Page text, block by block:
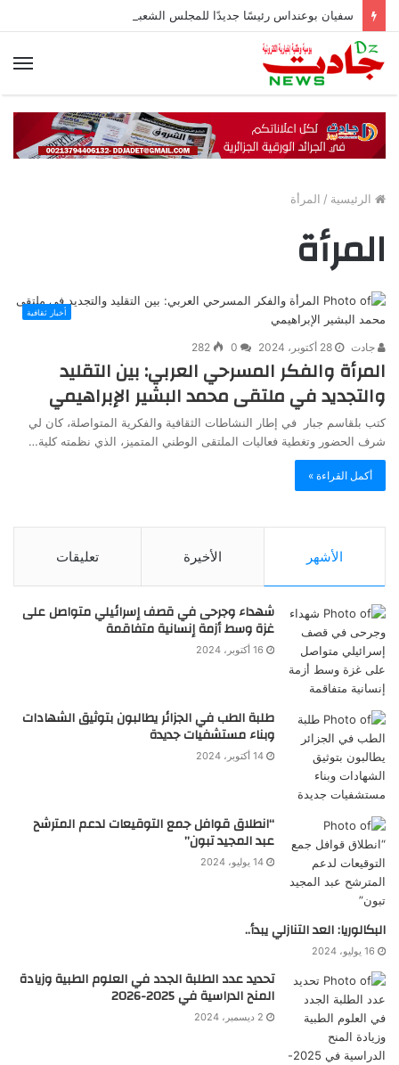
الرئيسية / المرأة
المرأة
أخبار ثقافية
جادت 28 أكتوبر، 2024 0
282
المرأة والفكر المسرحي العربي: بين التقليد
والتجديد في ملتقى محمد البشير الإبراهيمي
كتب بلقاسم جبار في إطار النشاطات الثقافية والفكرية المتواصلة، كان لي
شرف الحضور وتغطية فعاليات الملتقى الوطني المتميز، الذي نظمته كلية…
أكمل القراءة »
الأشهر الأخيرة تعليقات
شهداء وجرحى في قصف إسرائيلي متواصل على
غزة وسط أزمة إنسانية متفاقمة
16 أكتوبر، 2024
طلبة الطب في الجزائر يطالبون بتوثيق الشهادات
وبناء مستشفيات جديدة
14 أكتوبر، 2024
“انطلاق قوافل جمع التوقيعات لدعم المترشح
عبد المجيد تبون”
14 يوليو، 2024
البكالوريا: العد التنازلي يبدأ..
16 يوليو، 2024
تحديد عدد الطلبة الجدد في العلوم الطبية وزيادة
المنح الدراسية في 2025-2026
2 ديسمبر، 2024